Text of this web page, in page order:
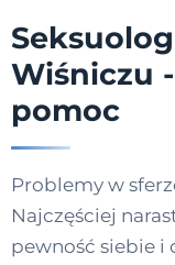
Wiśniczu
pomoc
Problemy w
Najczęściej
pewność siebie i